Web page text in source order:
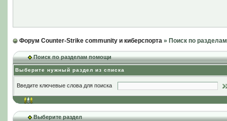
Форум Counter-Strike community и киберспорта» Поиск по
Поиск по разделам помощи
Выберите нужный раздел из списка
Введите ключевые слова для поиска
Выберите раздел